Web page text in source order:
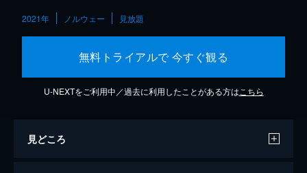
2021年 ノルウェー 見放題
無料トライアルで 今すぐ観る
U-NEXTをご利用中／過去に利用したことがある方は こちら
見どころ